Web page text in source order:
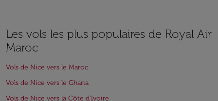
Les vols les plus populaires de Royal Air
Maroc
Vols de Nice vers le Maroc
Vols de Nice vers le Ghana
Vols de Nice vers la Côte d'Ivoire